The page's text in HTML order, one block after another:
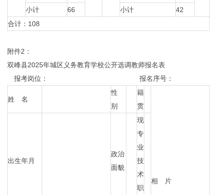
小计 66 小计
42
合计：108
附件2：
双峰县2025年城区义务教育学校公开选调教师报名表
报考岗位： 报名序号：
姓 名
性
别
籍
贯
相 片
出生年月
政治
面貌
现
专
业
技
术
职